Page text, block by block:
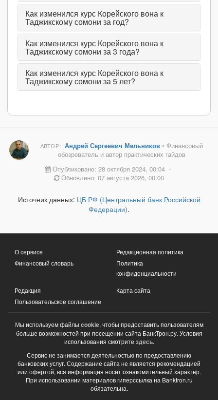
Как изменился курс Корейского вона к
Таджикскому сомони за год?
Как изменился курс Корейского вона к
Таджикскому сомони за 3 года?
Как изменился курс Корейского вона к
Таджикскому сомони за 5 лет?
АВТОР: Андрей Сергеевич Мельников• Финансовый
обозреватель и автор практических гайдов
Опубликовано: 28 октября 2024, 00:04 •
Обновлено: 07 августа 2026, 00:00
Источник данных: ЦБ РФ (Центральный банк Российской
Федерации).
О сервисе
Финансовый словарь
Редакционная политика
Политика
конфиденциальности
Редакция
Пользовательское соглашение
Карта сайта
Мы используем файлы cookie, чтобы предоставить пользователям
больше возможностей при посещении сайта БанкТрон.ру. Условия
использования смотрите здесь.
Сервис не занимается деятельностью по предоставлению
банковских услуг. Содержание сайта не является рекомендацией
или офертой, вся информация носит ознакомительный характер.
При использовании материалов гиперссылка на Banktron.ru
обязательна.